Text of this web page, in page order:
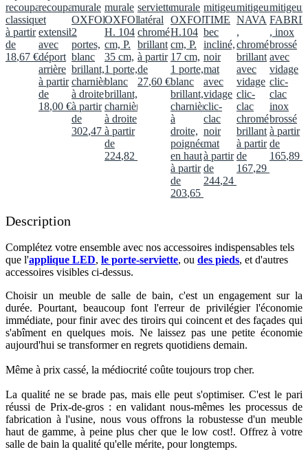
recoupable
classique
à partir
de
18,67 €
recoupable
et
extensible
avec
déport
arrière
à partir
de
18,00 €
murale
OXFORD
2
portes,
blanc
brillant,
charnières
à droite
à partir
de
302,47 €
murale
OXFORD,
H. 104
cm, P.
35 cm,
1 porte,
blanc
brillant,
charnières
à droite
à partir
de
224,82
serviette
latéral
chromé
brillant
à partir
de
27,60 €
murale
OXFORD,
H.104
cm, P.
17 cm,
1 porte,
blanc
brillant,
charnières
à
droite,
poignée
en haut
à partir
de
203,65
mitigeur
TIME
bec
incliné,
noir
mat
avec
vidage
clic-
clac
noir
mat
à partir
de
244,24
mitigeur
NAVA
,
chromé
brillant
avec
vidage
clic-
clac
chromé
brillant
à partir
de
167,29
mitigeur
, inox
brossé
avec
vidage
clic-
clac
inox
brossé
à partir
de
165,89
Description
Complétez votre ensemble avec nos accessoires indispensables tels
que l'applique LED, le porte-serviette, ou des pieds, et d'autres
accessoires visibles ci-dessus.​
Choisir un meuble de salle de bain, c'est un engagement sur la
durée. Pourtant, beaucoup font l'erreur de privilégier l'économie
immédiate, pour finir avec des tiroirs qui coincent et des façades qui
s'abîment en quelques mois. Ne laissez pas une petite économie
aujourd'hui se transformer en regrets quotidiens demain.
Même à prix cassé, la médiocrité coûte toujours trop cher.
La qualité ne se brade pas, mais elle peut s'optimiser. C'est le pari
réussi de Prix-de-gros : en validant nous-mêmes les processus de
fabrication à l'usine, nous vous offrons la robustesse d'un meuble
haut de gamme, à peine plus cher que le low cost!. Offrez à votre
salle de bain la qualité qu'elle mérite, pour longtemps.